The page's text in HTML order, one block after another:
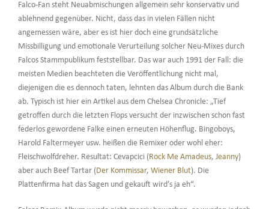
Falco-Fan steht Neuabmischungen allgemein sehr konservativ und
ablehnend gegenüber. Nicht, dass das in vielen Fällen nicht
angemessen wäre, aber es ist hier doch eine grundsätzliche
Missbilligung und emotionale Verurteilung solcher Neu-Mixes durch
Falcos Stammpublikum feststellbar. Das war auch 1991 der Fall: die
meisten Medien beachteten die Veröffentlichung nicht mal,
diejenigen die es dennoch taten, lehnten das Album durch die Bank
ab. Typisch ist hier ein Artikel aus dem Chelsea Chronicle: „Tief
getroffen durch die letzten Flops versucht der inzwischen schon fast
federlos gewordene Falke einen erneuten Höhenflug. Bingoboys,
Harold Faltermeyer usw. heißen die Remixer oder wohl eher:
Fleischwolfdreher. Resultat: Cevapcici (Rock Me Amadeus, Jeanny)
aber auch Beef Tartar (Der Kommissar, Wiener Blut). Die
Plattenfirma hat das Sagen und gekauft wird’s ja eh“.